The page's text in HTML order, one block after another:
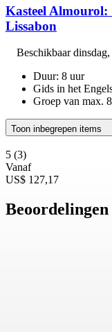
Kasteel
Lissabon
Beschikbaardinsdag,
Duur: 8 uur
Gids in het
Groep van max.
Toon inbegrepen items
5 (3)
Vanaf
US$ 127,17